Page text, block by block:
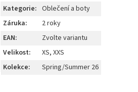
Kategorie: Oblečení a boty
Záruka:
2 roky
EAN:
Zvolte variantu
Velikost:
XS, XXS
Kolekce: Spring/Summer 26